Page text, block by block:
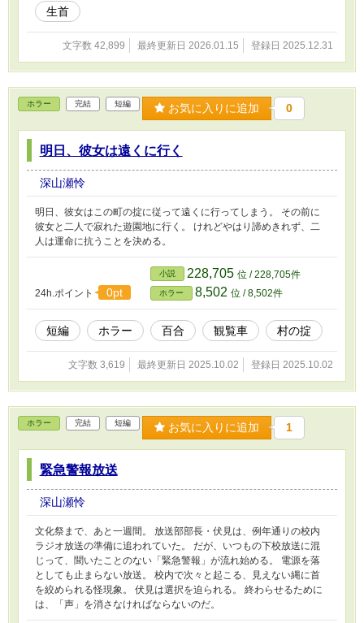
生首
文字数 42,899 最終更新日 2026.01.15 登録日 2025.12.31
ホラー 完結 短編 お気に入りに追加 0
明日、彼女は遠くに行く
深山瀬怜
明日、彼女はこの町の掟に従って遠くに行ってしまう。 その前に
彼女と二人で寂れた遊園地に行く。 けれどやはり諦めきれず、二
人は運命に抗うことを決める。
24h.ポイント 0pt
小説 228,705 位 / 228,705件
ホラー 8,502 位 / 8,502件
短編 ホラー 百合 観覧車 村の掟
文字数 3,619 最終更新日 2025.10.02 登録日 2025.10.02
ホラー 完結 短編 お気に入りに追加 1
緊急警報放送
深山瀬怜
文化祭まで、あと一週間。 放送部部長・伏見は、例年通りの校内
ラジオ放送の準備に追われていた。 だが、いつもの下校放送に混
じって、聞いたことのない「緊急警報」が流れ始める。 電源を落
としても止まらない放送。 校内で次々と起こる、見えない縄に首
を絞められる怪現象。 伏見は選択を迫られる。 終わらせるために
は、「声」を消さなければならないのだ。